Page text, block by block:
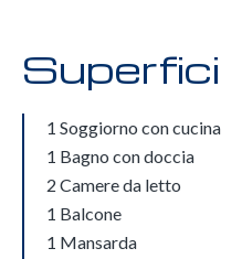
Superfici
1 Soggiorno con cucina
1 Bagno con doccia
2 Camere da letto
1 Balcone
1 Mansarda